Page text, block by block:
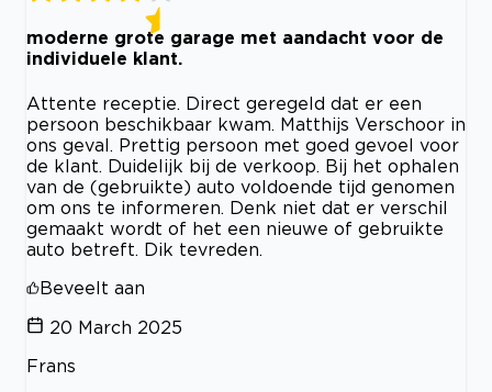
moderne grote garage met aandacht voor de
individuele klant.
Attente receptie. Direct geregeld dat er een
persoon beschikbaar kwam. Matthijs Verschoor in
ons geval. Prettig persoon met goed gevoel voor
de klant. Duidelijk bij de verkoop. Bij het ophalen
van de (gebruikte) auto voldoende tijd genomen
om ons te informeren. Denk niet dat er verschil
gemaakt wordt of het een nieuwe of gebruikte
auto betreft. Dik tevreden.
Beveelt aan
20 March 2025
Frans